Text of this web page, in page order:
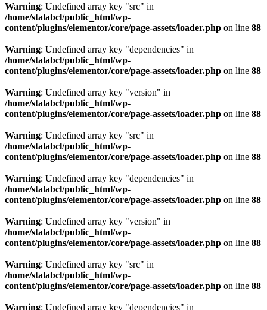
Warning: Undefined array key "src" in
/home/stalabcl/public_html/wp-
content/plugins/elementor/core/page-assets/loader.php on line 88
Warning: Undefined array key "dependencies" in
/home/stalabcl/public_html/wp-
content/plugins/elementor/core/page-assets/loader.php on line 88
Warning: Undefined array key "version" in
/home/stalabcl/public_html/wp-
content/plugins/elementor/core/page-assets/loader.php on line 88
Warning: Undefined array key "src" in
/home/stalabcl/public_html/wp-
content/plugins/elementor/core/page-assets/loader.php on line 88
Warning: Undefined array key "dependencies" in
/home/stalabcl/public_html/wp-
content/plugins/elementor/core/page-assets/loader.php on line 88
Warning: Undefined array key "version" in
/home/stalabcl/public_html/wp-
content/plugins/elementor/core/page-assets/loader.php on line 88
Warning: Undefined array key "src" in
/home/stalabcl/public_html/wp-
content/plugins/elementor/core/page-assets/loader.php on line 88
Warning: Undefined array key "dependencies" in